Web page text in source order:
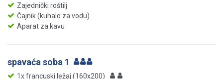
Zajednički roštilj
Čajnik (kuhalo za vodu)
Aparat za kavu
spavaća soba 1
1x francuski ležaj (160x200)